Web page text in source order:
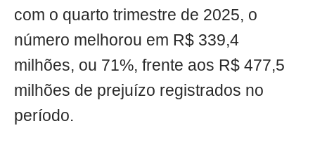
com o quarto trimestre de 2025, o
número melhorou em R$ 339,4
milhões, ou 71%, frente aos R$ 477,5
milhões de prejuízo registrados no
período.